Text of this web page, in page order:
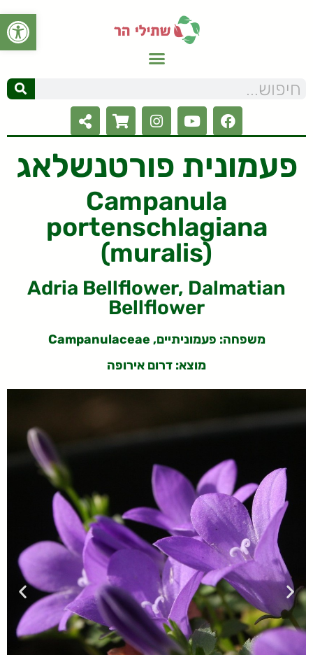
פתח
פעמונית פורטנשלאג
Campanula
portenschlagiana
(muralis)
Adria Bellflower, Dalmatian
Bellflower
משפחה: פעמוניתיים, Campanulaceae
מוצא: דרום אירופה